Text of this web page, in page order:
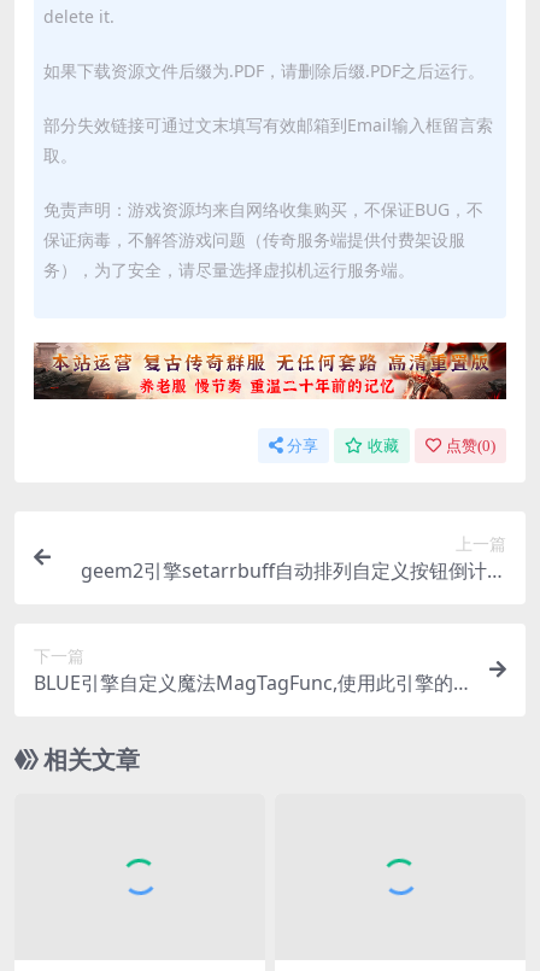
delete it.
如果下载资源文件后缀为.PDF，请删除后缀.PDF之后运行。
部分失效链接可通过文末填写有效邮箱到Email输入框留言索
取。
免责声明：游戏资源均来自网络收集购买，不保证BUG，不
保证病毒，不解答游戏问题（传奇服务端提供付费架设服
务），为了安全，请尽量选择虚拟机运行服务端。
分享 收藏 点赞(0)
上一篇
geem2引擎setarrbuff自动排列自定义按钮倒计时
下一篇
BLUE引擎自定义魔法MagTagFunc,使用此引擎的
相关文章